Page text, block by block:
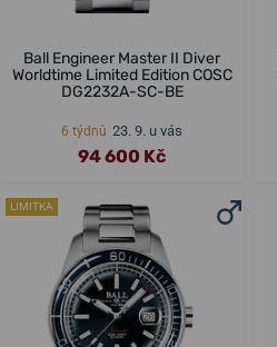
Ball Engineer Master II Diver
Worldtime Limited Edition COSC
DG2232A-SC-BE
6 týdnů 23. 9. u vás
94 600 Kč
LIMITKA